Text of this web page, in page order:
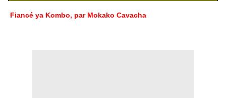
Fiancé ya Kombo, par Mokako Cavacha